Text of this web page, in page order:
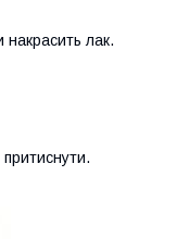
лак.
притиснути.